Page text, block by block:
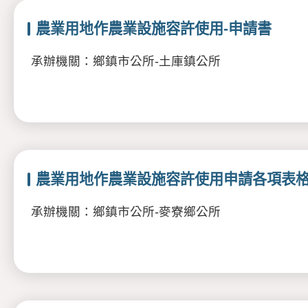
農業用地作農業設施容許使用-申請書
承辦機關：鄉鎮市公所-土庫鎮公所
農業用地作農業設施容許使用申請各項表
承辦機關：鄉鎮市公所-麥寮鄉公所